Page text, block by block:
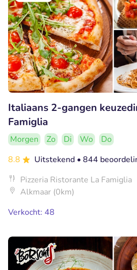
Italiaans 2-gangen
Famiglia
Morgen Zo Di Wo
Do
8.8
Uitstekend • 844
Pizzeria Ristorante La Famiglia
Alkmaar (0km)
Verkocht: 48